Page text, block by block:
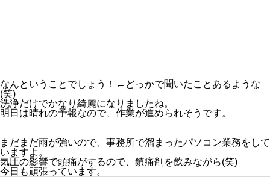
なんということでしょう！←どっかで聞いたことあるような
(笑)
洗浄だけでかなり綺麗になりましたね。
明日は晴れの予報なので、作業が進められそうです。
まだまだ雨が強いので、事務所で溜まったパソコン業務をして
いますよ。
気圧の影響で頭痛がするので、鎮痛剤を飲みながら(笑)
今日も頑張っています。